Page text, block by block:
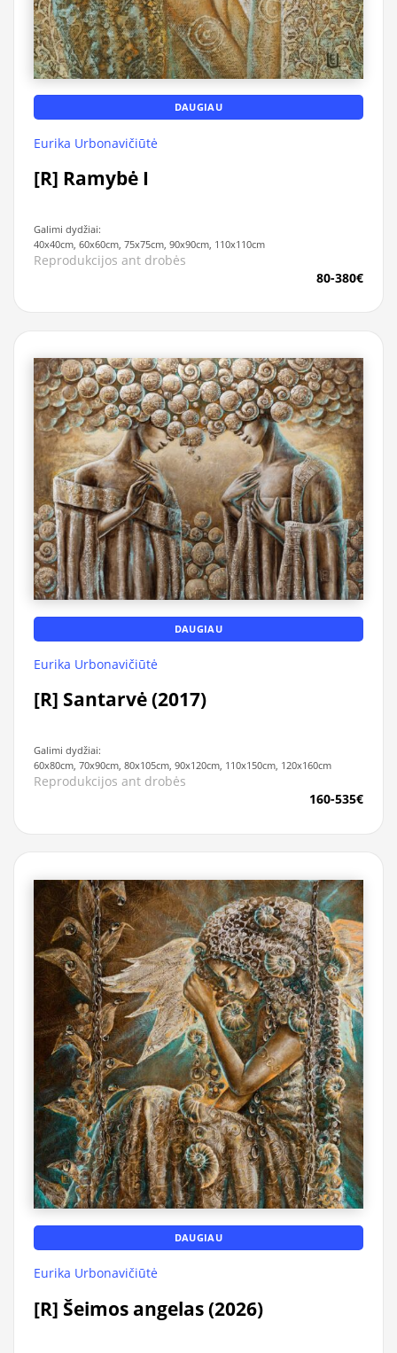
DAUGIAU
Eurika Urbonavičiūtė
[R] Ramybė I
Galimi dydžiai:
40x40cm, 60x60cm, 75x75cm, 90x90cm, 110x110cm
Reprodukcijos ant drobės
80-380€
DAUGIAU
Eurika Urbonavičiūtė
[R] Santarvė (2017)
Galimi dydžiai:
60x80cm, 70x90cm, 80x105cm, 90x120cm, 110x150cm, 120x160cm
Reprodukcijos ant drobės
160-535€
DAUGIAU
Eurika Urbonavičiūtė
[R] Šeimos angelas (2026)